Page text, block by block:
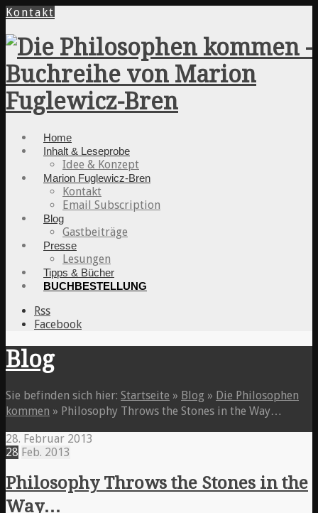
Kontakt
Home
Inhalt & Leseprobe
Idee & Konzept
Marion Fuglewicz-Bren
Kontakt
Email Subscription
Blog
Gastbeiträge
Presse
Lesungen
Tipps & Bücher
BUCHBESTELLUNG
Rss
Facebook
Blog
Sie befinden sich hier: Startseite » Blog » Die Philosophen
kommen » Philosophy Throws the Stones in the Way…
28. Februar 2013
28 Feb. 2013
Philosophy Throws the Stones in the
Way…